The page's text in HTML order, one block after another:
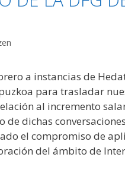
a instancias de
para trasladar
al incremento
de dichas
el compromiso de
del ámbito de